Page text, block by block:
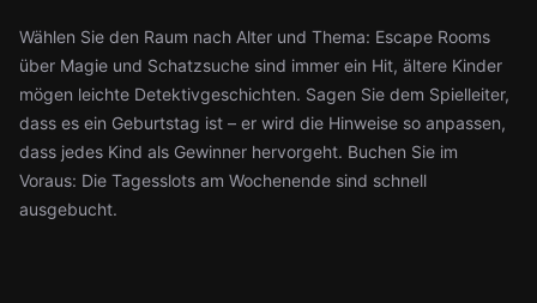
Wählen Sie den Raum nach Alter und Thema: Escape Rooms
über Magie und Schatzsuche sind immer ein Hit, ältere Kinder
mögen leichte Detektivgeschichten. Sagen Sie dem Spielleiter,
dass es ein Geburtstag ist – er wird die Hinweise so anpassen,
dass jedes Kind als Gewinner hervorgeht. Buchen Sie im
Voraus: Die Tagesslots am Wochenende sind schnell
ausgebucht.